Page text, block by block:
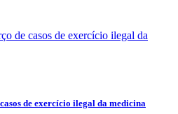
de exercício ilegal da medicina